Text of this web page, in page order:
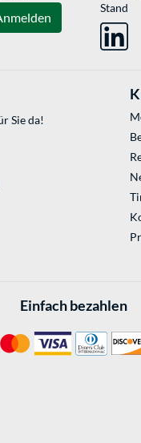
Stand
Sie da!
Einfach bezahlen